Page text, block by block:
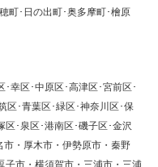
町･日の出町･奥多摩町･檜原
幸区･中原区･高津区･宮前区･
区･青葉区･緑区･神奈川区･保
区･泉区･港南区･磯子区･金沢
市・厚木市・伊勢原市・秦野